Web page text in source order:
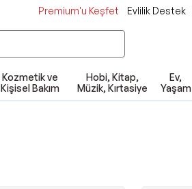
Premium'u Keşfet Evlilik Destek
Kozmetik ve
Kişisel Bakım
Hobi, Kitap,
Müzik, Kırtasiye
Ev,
Yaşam